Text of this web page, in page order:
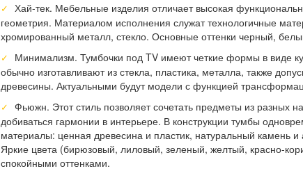
Хай-тек. Мебельные изделия отличает высокая
геометрия. Материалом исполнения служат технологичные
хромированный металл, стекло. Основные оттенки черный,
Минимализм. Тумбочки под TV имеют четкие формы в виде
обычно изготавливают из стекла, пластика, металла, также
древесины. Актуальными будут модели с функцией
Фьюжн. Этот стиль позволяет сочетать предметы из разных
добиваться гармонии в интерьере. В конструкции тумбы
материалы: ценная древесина и пластик, натуральный камень
Яркие цвета (бирюзовый, лиловый, зеленый, желтый, красно-
спокойными оттенками.